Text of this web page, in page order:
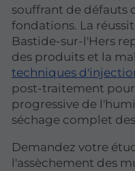
souffrant de défauts
fondations. La
Bastide-sur-l'Hers
des produits et la
techniques
post-traitement
progressive de
séchage complet
Demandez votre
l'assèchement des